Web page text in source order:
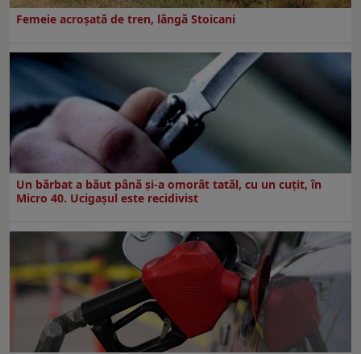
Femeie acroșată de tren, lângă Stoicani
Un bărbat a băut până și-a omorât tatăl, cu un cuțit, în
Micro 40. Ucigașul este recidivist